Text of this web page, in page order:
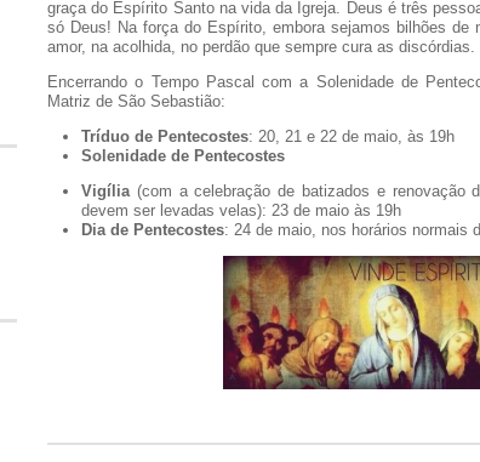
graça do Espírito Santo na vida da Igreja. Deus é três
só Deus! Na força do Espírito, embora sejamos bilhões de
amor, na acolhida, no perdão que sempre cura as discórdias.
Encerrando o Tempo Pascal com a Solenidade de
Matriz de São Sebastião:
Tríduo de Pentecostes: 20, 21 e 22 de maio, às 19h
Solenidade de Pentecostes
Vigília(com a celebração de batizados e renovação
devem ser levadas velas): 23 de maio às 19h
Dia de Pentecostes: 24 de maio, nos horários normais